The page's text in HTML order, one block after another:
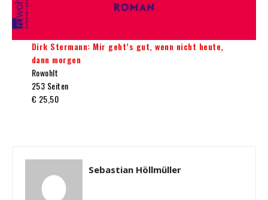
Dirk Stermann: Mir geht’s gut, wenn nicht heute,
dann morgen
Rowohlt
253 Seiten
€ 25,50
Sebastian Höllmüller